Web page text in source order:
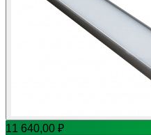
11 640,00 ₽